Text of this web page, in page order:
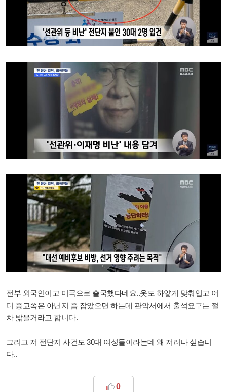
전부 외국인이고 미국으로 출국했다네요..옷도 하얗게 맞춰입고 어
디 종교쪽은 아닌지 좀 잡았으면 하는데 관악서에서 출석요구는 절
차 밟을거라고 합니다.
그리고 저 전단지 사건도 30대 여성들이라는데 왜 저러나 싶습니
다..
0